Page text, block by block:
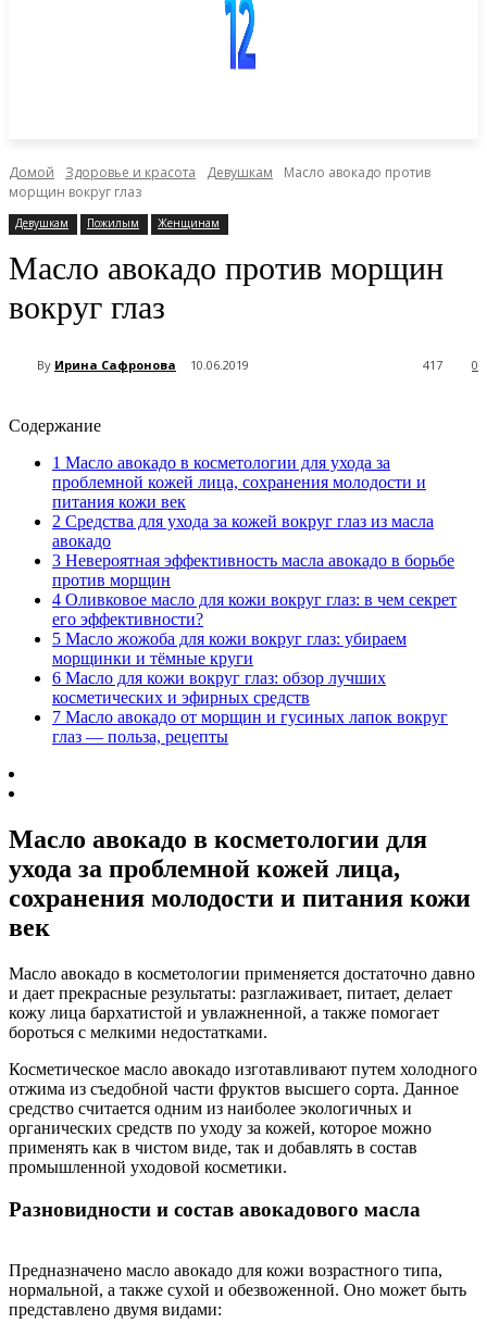
Домой Здоровье и красота Девушкам
Масло авокадо против
морщин вокруг глаз
Девушкам Пожилым Женщинам
Масло авокадо против морщин
вокруг глаз
By Ирина Сафронова 10.06.2019 0
417
Содержание
1 Масло авокадо в косметологии для ухода за
проблемной кожей лица, сохранения молодости и
питания кожи век
2 Средства для ухода за кожей вокруг глаз из масла
авокадо
3 Невероятная эффективность масла авокадо в борьбе
против морщин
4 Оливковое масло для кожи вокруг глаз: в чем секрет
его эффективности?
5 Масло жожоба для кожи вокруг глаз: убираем
морщинки и тёмные круги
6 Масло для кожи вокруг глаз: обзор лучших
косметических и эфирных средств
7 Масло авокадо от морщин и гусиных лапок вокруг
глаз — польза, рецепты
Масло авокадо в косметологии для
ухода за проблемной кожей лица,
сохранения молодости и питания кожи
век
Масло авокадо в косметологии применяется достаточно давно
и дает прекрасные результаты: разглаживает, питает, делает
кожу лица бархатистой и увлажненной, а также помогает
бороться с мелкими недостатками.
Косметическое масло авокадо изготавливают путем холодного
отжима из съедобной части фруктов высшего сорта. Данное
средство считается одним из наиболее экологичных и
органических средств по уходу за кожей, которое можно
применять как в чистом виде, так и добавлять в состав
промышленной уходовой косметики.
Разновидности и состав авокадового масла
Предназначено масло авокадо для кожи возрастного типа,
нормальной, а также сухой и обезвоженной. Оно может быть
представлено двумя видами: